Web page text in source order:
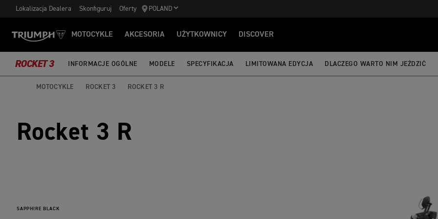
Lokalizacja Dealera Skonfiguruj Oferty POLAND
MOTOCYKLE AKCESORIA UŻYTKOWNICY DISCOVER
ROCKET 3 INFORMACJE OGÓLNE MODELE SPECYFIKACJA LIMITOWANA EDYCJA DLACZEGO WARTO NIM JEŹDZIĆ
MOTOCYKLE ROCKET 3 ROCKET 3 R
Rocket 3 R
SAPPHIRE BLACK